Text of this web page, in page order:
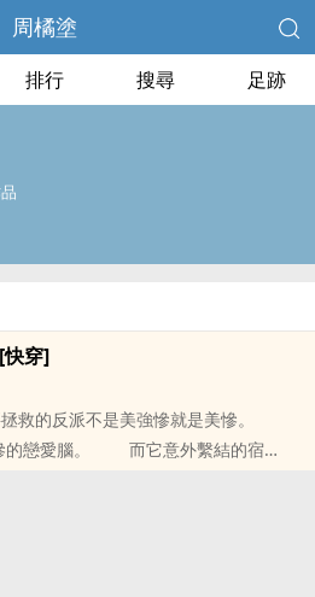
周橘塗
排行 搜尋 足跡
快穿]
拯救的反派不是美強慘就是美慘。
的戀愛腦。 而它意外繫結的宿